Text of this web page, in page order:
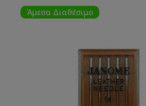
Άμεσα Διαθέσιμο